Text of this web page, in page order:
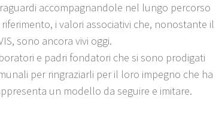
accompagnandole nel lungo percorso
i valori associativi che, nonostante il
sono ancora vivi oggi.
e padri fondatori che si sono prodigati
per ringraziarli per il loro impegno che ha
un modello da seguire e imitare.